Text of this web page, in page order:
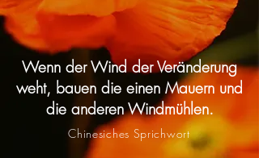
Wenn der Wind der Veränderung
weht, bauen die einen Mauern und
die anderen Windmühlen.
Chinesiches Sprichwort